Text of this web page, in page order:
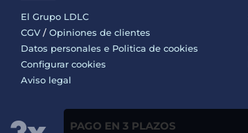
El Grupo LDLC
CGV / Opiniones de clientes
Datos personales e Politica de cookies
Configurar cookies
Aviso legal
PAGO EN 3 PLAZOS